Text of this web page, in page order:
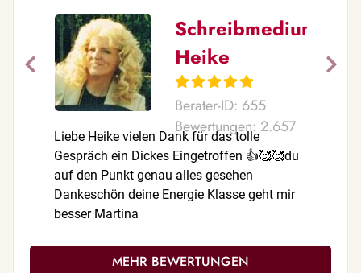
Schreibmedium
Heike
Berater-ID: 655
Bewertungen: 2.657
Liebe Heike vielen Dank für das tolle
Gespräch ein Dickes Eingetroffen 👍🥰🥰du
auf den Punkt genau alles gesehen
Dankeschön deine Energie Klasse geht mir
besser Martina
MEHR BEWERTUNGEN